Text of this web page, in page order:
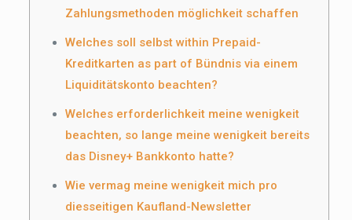
Zahlungsmethoden möglichkeit schaffen
Welches soll selbst within Prepaid-
Kreditkarten as part of Bündnis via einem
Liquiditätskonto beachten?
Welches erforderlichkeit meine wenigkeit
beachten, so lange meine wenigkeit bereits
das Disney+ Bankkonto hatte?
Wie vermag meine wenigkeit mich pro
diesseitigen Kaufland-Newsletter